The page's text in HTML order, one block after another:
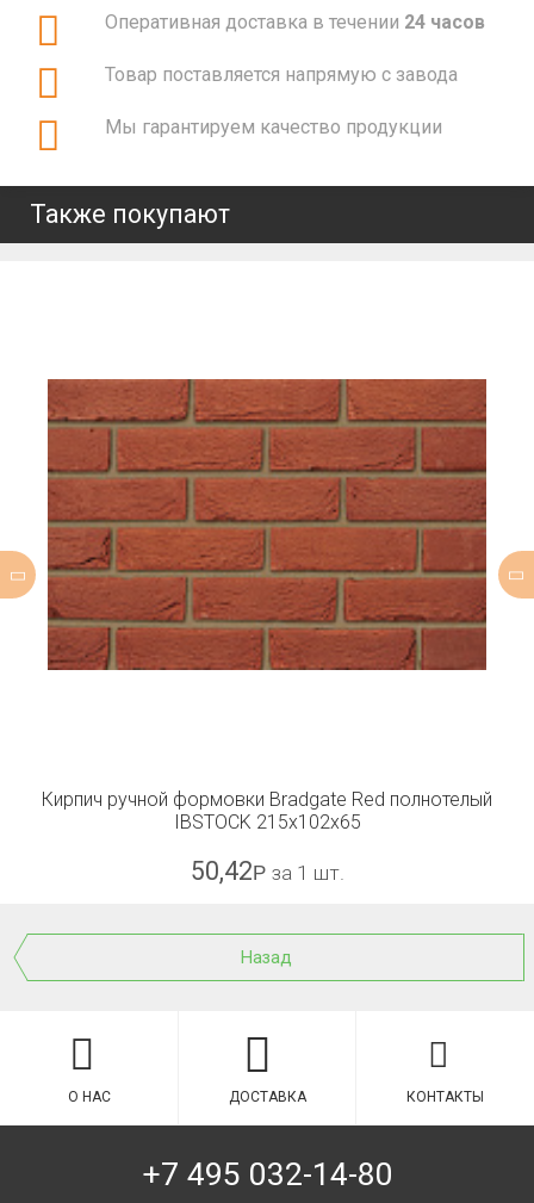
Оперативная доставка в течении 24 часов
Товар поставляется напрямую с завода
Мы гарантируем качество продукции
Также покупают
Кирпич ручной формовки Bradgate Red полнотелый
IBSTOCK 215x102x65
50,42Р за 1 шт.
Назад
О НАС ДОСТАВКА КОНТАКТЫ
+7 495 032-14-80